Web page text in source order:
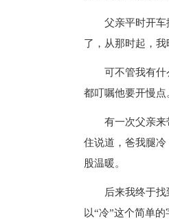
父亲平时开
了，从那时起，我
可不管我有
都叮嘱他要开慢点
有一次父亲
住说道，爸我腿
股温暖。
后来我终于
以“冷”这个简单